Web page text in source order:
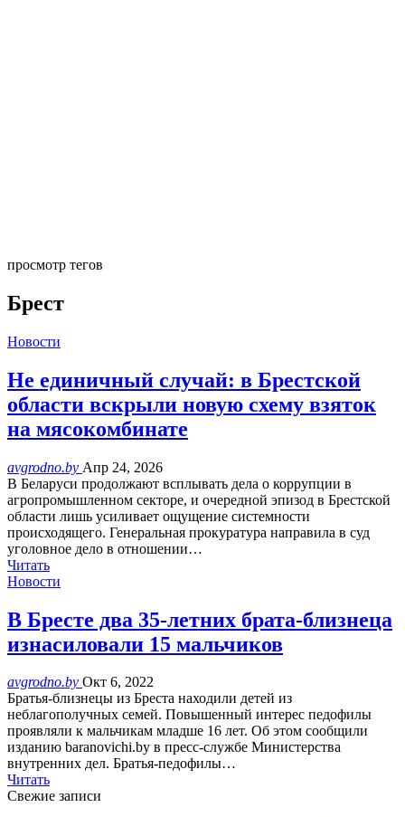
просмотр тегов
Брест
Новости
Не единичный случай: в Брестской
области вскрыли новую схему взяток
на мясокомбинате
avgrodno.by Апр 24, 2026
В Беларуси продолжают всплывать дела о коррупции в
агропромышленном секторе, и очередной эпизод в Брестской
области лишь усиливает ощущение системности
происходящего. Генеральная прокуратура направила в суд
уголовное дело в отношении…
Читать
Новости
В Бресте два 35-летних брата-близнеца
изнасиловали 15 мальчиков
avgrodno.by Окт 6, 2022
Братья-близнецы из Бреста находили детей из
неблагополучных семей. Повышенный интерес педофилы
проявляли к мальчикам младше 16 лет. Об этом сообщили
изданию baranovichi.by в пресс-службе Министерства
внутренних дел. Братья-педофилы…
Читать
Свежие записи